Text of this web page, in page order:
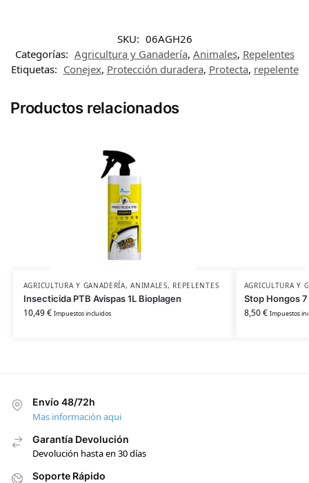
SKU: 06AGH26
Categorías: Agricultura y Ganadería, Animales, Repelentes
Etiquetas: Conejex, Protección duradera, Protecta, repelente
Productos relacionados
AGRICULTURA Y GANADERÍA,ANIMALES, REPELENTES
Insecticida PTB Avispas 1L Bioplagen
10,49€ Impuestos incluidos
AGRICULTURA Y
Stop Hongos
8,50€ Impuestos
Envío 48/72h
Mas información aqui
Garantía Devolución
Devolución hasta en 30 días
Soporte Rápido